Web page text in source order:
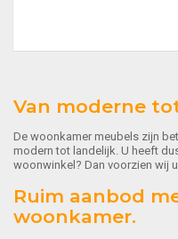
Van moderne
De woonkamer meubels zijn
modern tot landelijk. U heeft
woonwinkel? Dan voorzien
Ruim aanbod
woonkamer.